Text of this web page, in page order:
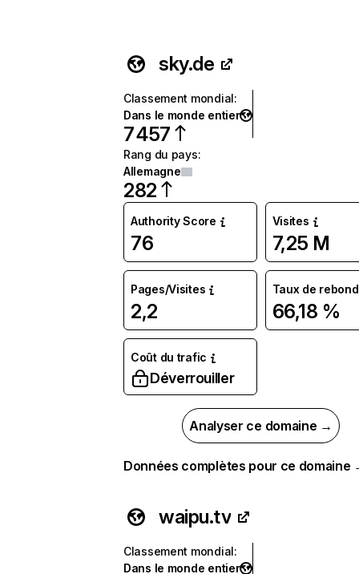
sky.de
Classement mondial:
Dans le monde entier
7 457
Rang du pays:
Allemagne
282
Authority Score
76
Visites
7,25 M
Pages/Visites
2,2
Taux de rebond
66,18 %
Coût du trafic
Déverrouiller
Analyser ce domaine →
Données complètes pour ce domaine
waipu.tv
Classement mondial:
Dans le monde entier